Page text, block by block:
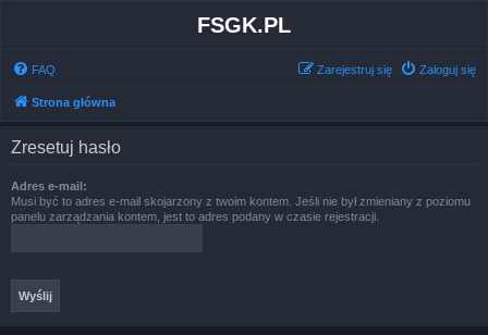
FSGK.PL
FAQ Zaloguj się
Zarejestruj się
Strona główna
Zresetuj hasło
Adres e-mail:
Musi być to adres e-mail skojarzony z twoim kontem. Jeśli nie był zmieniany z poziomu
panelu zarządzania kontem, jest to adres podany w czasie rejestracji.